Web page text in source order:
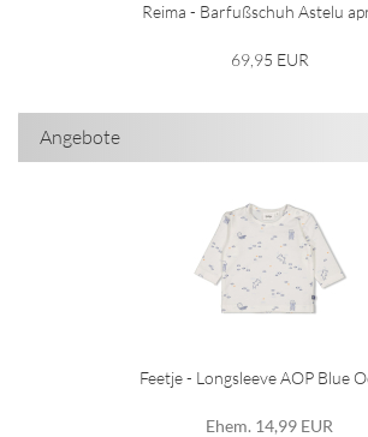
Reima - Barfußschuh Astelu
69,95 EUR
Angebote
Feetje - Longsleeve AOP Blue
Ehem. 14,99 EUR